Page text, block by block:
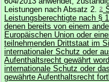
Leistungen nach Absatz 2. 2
Leistungsberechtigte nach §
denen bereits von einem
Europäischen Union oder
teilnehmenden Drittstaat im
internationaler Schutz oder
Aufenthaltsrecht gewährt
internationale Schutz oder
gewährte Aufenthaltsrecht